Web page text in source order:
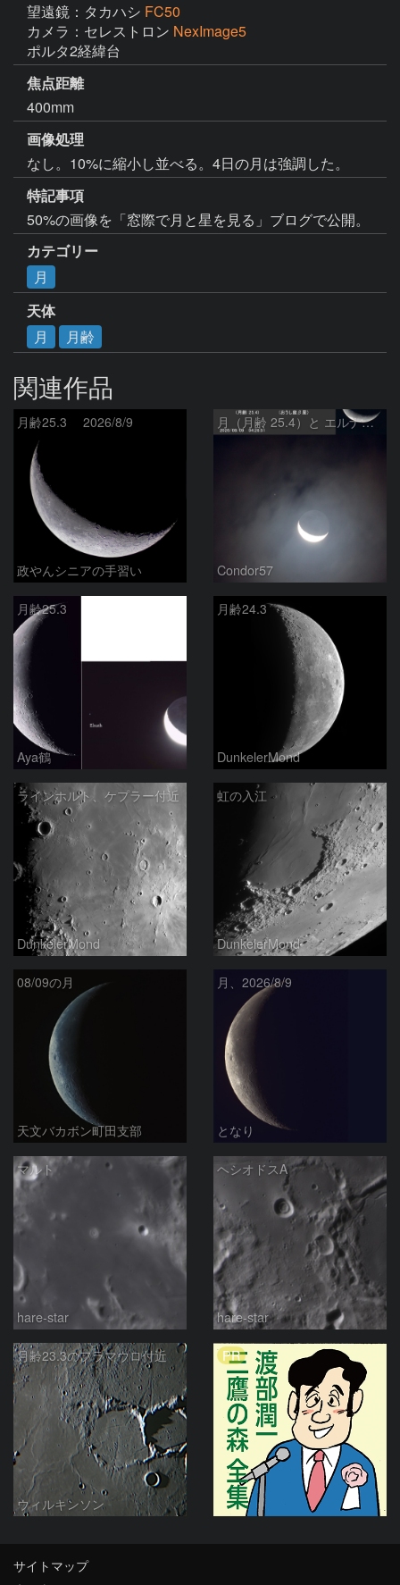
望遠鏡：タカハシ FC50
カメラ：セレストロン NexImage5
ポルタ2経緯台
焦点距離
400mm
画像処理
なし。10%に縮小し並べる。4日の月は強調した。
特記事項
50%の画像を「窓際で月と星を見る」ブログで公開。
カテゴリー
月
天体
月
月齢
関連作品
月齢25.3 2026/8/9
政やんシニアの手習い
月（月齢 25.4）と エルナト（おうし座β星）
Condor57
月齢25.3
Aya鶴
月齢24.3
DunkelerMond
ラインホルト、ケプラー付近
DunkelerMond
虹の入江
DunkelerMond
08/09の月
天文バカボン町田支部
月、2026/8/9
となり
マルト
hare-star
ヘシオドスA
hare-star
月齢23.3のフラマウロ付近
ウィルキンソン
PR
サイトマップ